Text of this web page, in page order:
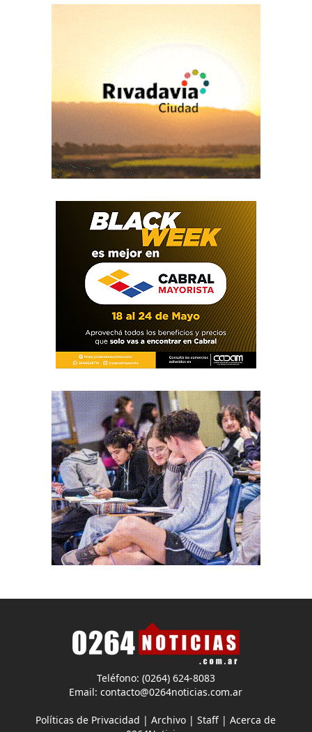
Teléfono: (0264) 624-8083
Email:contacto@0264noticias.com.ar
Políticas de Privacidad |Archivo |Staff |Acerca de